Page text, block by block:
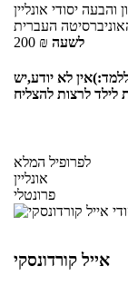
והבעה יסודי אונליין
העברית
200 ₪ לשעה
לא יודע,יש
לפרופיל המלא
אונליין
פרונטלי
אייל קורדונסקי